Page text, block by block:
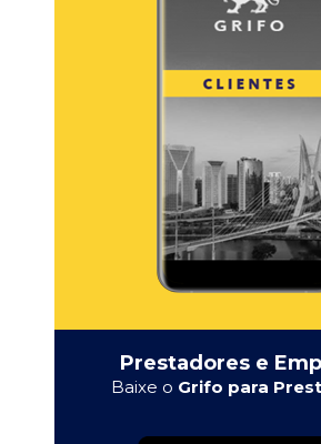
Prestadores e
Baixe o Grifo para